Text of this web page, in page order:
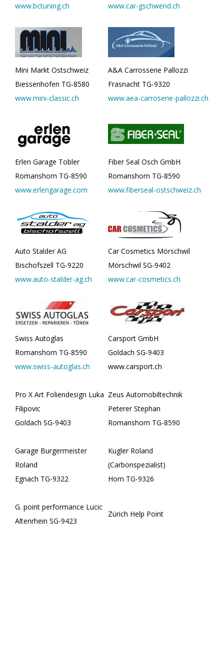
www.bctuning.ch
www.car-gschwend.ch
Mini Markt Ostschweiz
Biessenhofen TG-8580
www.mini-classic.ch
A&A Carrosserie Pallozzi
Frasnacht TG-9320
www.aea-carroserie-pallozzi.ch
Erlen Garage Tobler
Romanshorn TG-8590
www.erlengarage.com
Fiber Seal Osch GmbH
Romanshorn TG-8590
www.fiberseal-ostschweiz.ch
Auto Stalder AG
Bischofszell TG-9220
www.auto-stalder-ag.ch
Car Cosmetics Mörschwil
Mörschwil SG-9402
www.car-cosmetics.ch
Swiss Autoglas
Romanshorn TG-8590
www.swiss-autoglas.ch
Carsport GmbH
Goldach SG-9403
www.carsport.ch
Pro X Art Foliendesign Luka
Filipovic
Goldach SG-9403
Zeus Automobiltechnik
Peterer Stephan
Romanshorn TG-8590
Garage Burgermeister
Roland
Egnach TG-9322
Kugler Roland
(Carbonspezialist)
Horn TG-9326
G. point performance Lucic
Altenrhein SG-9423
Zürich Help Point